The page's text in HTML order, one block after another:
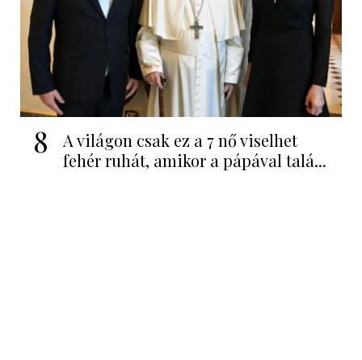
8
A világon csak ez a 7 nő viselhet
fehér ruhát, amikor a pápával talá...